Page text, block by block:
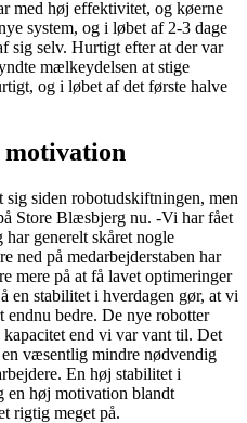
med høj effektivitet, og køerne
system, og i løbet af 2-3 dage
sig selv. Hurtigt efter at der var
mælkeydelsen at stige
og i løbet af det første halve
siden robotudskiftningen, men
Store Blæsbjerg nu. -Vi har fået
generelt skåret nogle
ned på medarbejderstaben har
mere på at få lavet optimeringer
en stabilitet i hverdagen gør, at vi
endnu bedre. De nye robotter
end vi var vant til. Det
væsentlig mindre nødvendig
En høj stabilitet i
en høj motivation blandt
rigtig meget på.